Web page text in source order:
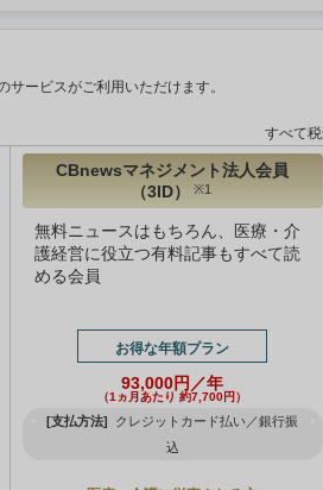
ービスがご利用いただけます。
すべて
CBnewsマネジメント法人会員
（3ID）
※1
無料ニュースはもちろん、医療・介
護経営に役立つ有料記事もすべて読
める会員
お得な年額プラン
93,000円／年
（1ヵ月あたり 約7,700円）
[支払方法]
クレジットカード払い／銀行振
込